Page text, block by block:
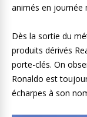
animés en journée
Dès la sortie du
produits dérivés
porte-clés. On
Ronaldo est
écharpes à son